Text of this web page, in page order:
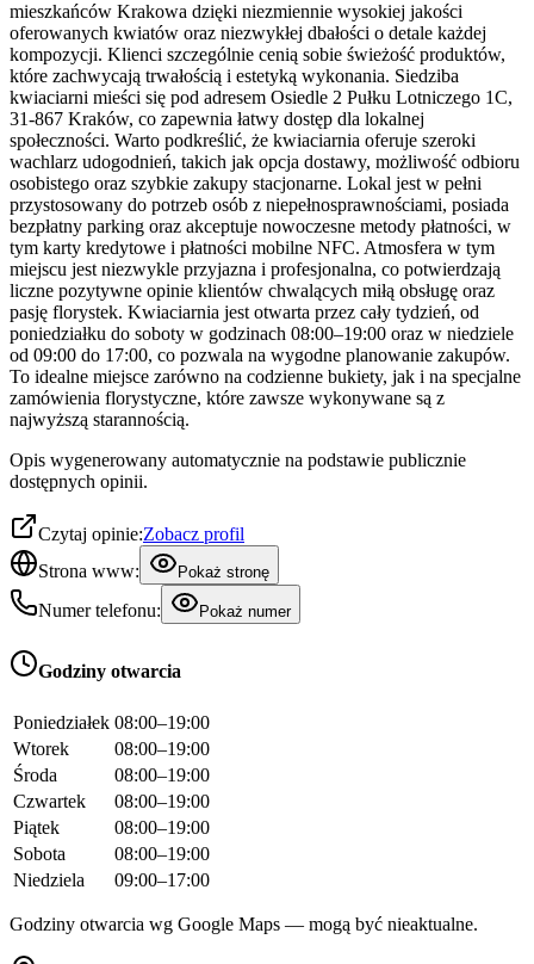
mieszkańców Krakowa dzięki niezmiennie wysokiej jakości
oferowanych kwiatów oraz niezwykłej dbałości o detale każdej
kompozycji. Klienci szczególnie cenią sobie świeżość produktów,
które zachwycają trwałością i estetyką wykonania. Siedziba
kwiaciarni mieści się pod adresem Osiedle 2 Pułku Lotniczego 1C,
31-867 Kraków, co zapewnia łatwy dostęp dla lokalnej
społeczności. Warto podkreślić, że kwiaciarnia oferuje szeroki
wachlarz udogodnień, takich jak opcja dostawy, możliwość odbioru
osobistego oraz szybkie zakupy stacjonarne. Lokal jest w pełni
przystosowany do potrzeb osób z niepełnosprawnościami, posiada
bezpłatny parking oraz akceptuje nowoczesne metody płatności, w
tym karty kredytowe i płatności mobilne NFC. Atmosfera w tym
miejscu jest niezwykle przyjazna i profesjonalna, co potwierdzają
liczne pozytywne opinie klientów chwalących miłą obsługę oraz
pasję florystek. Kwiaciarnia jest otwarta przez cały tydzień, od
poniedziałku do soboty w godzinach 08:00–19:00 oraz w niedziele
od 09:00 do 17:00, co pozwala na wygodne planowanie zakupów.
To idealne miejsce zarówno na codzienne bukiety, jak i na specjalne
zamówienia florystyczne, które zawsze wykonywane są z
najwyższą starannością.
Opis wygenerowany automatycznie na podstawie publicznie
dostępnych opinii.
Czytaj opinie:Zobacz profil
Strona www:
Pokaż stronę
Numer telefonu: Pokaż numer
Godziny otwarcia
Poniedziałek 08:00–19:00
Wtorek
08:00–19:00
Środa
08:00–19:00
Czwartek
08:00–19:00
Piątek
08:00–19:00
Sobota
08:00–19:00
Niedziela
09:00–17:00
Godziny otwarcia wg Google Maps — mogą być nieaktualne.